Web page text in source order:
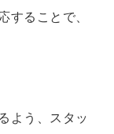
することで、
よう、スタッ